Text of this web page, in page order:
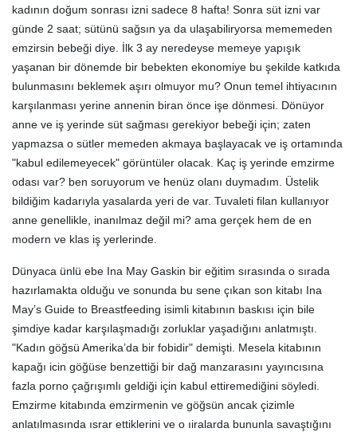
kadının doğum sonrası izni sadece 8 hafta! Sonra süt izni var
günde 2 saat; sütünü sağsın ya da ulaşabiliryorsa mememeden
emzirsin bebeği diye. İlk 3 ay neredeyse memeye yapışık
yaşanan bir dönemde bir bebekten ekonomiye bu şekilde katkıda
bulunmasını beklemek aşırı olmuyor mu? Onun temel ihtiyacının
karşılanması yerine annenin biran önce işe dönmesi. Dönüyor
anne ve iş yerinde süt sağması gerekiyor bebeği için; zaten
yapmazsa o sütler memeden akmaya başlayacak ve iş ortamında
"kabul edilemeyecek" görüntüler olacak. Kaç iş yerinde emzirme
odası var? ben soruyorum ve henüz olanı duymadım. Üstelik
bildiğim kadarıyla yasalarda yeri de var. Tuvaleti filan kullanıyor
anne genellikle, inanılmaz değil mi? ama gerçek hem de en
modern ve klas iş yerlerinde.
Dünyaca ünlü ebe Ina May Gaskin bir eğitim sırasında o sırada
hazırlamakta olduğu ve sonunda bu sene çıkan son kitabı Ina
May’s Guide to Breastfeeding isimli kitabının baskısı için bile
şimdiye kadar karşılaşmadığı zorluklar yaşadığını anlatmıştı.
"Kadın göğsü Amerika’da bir fobidir" demişti. Mesela kitabının
kapağı icin göğüse benzettiği bir dağ manzarasını yayıncısına
fazla porno çağrışımlı geldiği için kabul ettiremediğini söyledi.
Emzirme kitabında emzirmenin ve göğsün ancak çizimle
anlatılmasında ısrar ettiklerini ve o ıiralarda bununla savaştığını